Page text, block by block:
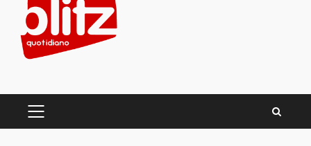
content
PRIMARY